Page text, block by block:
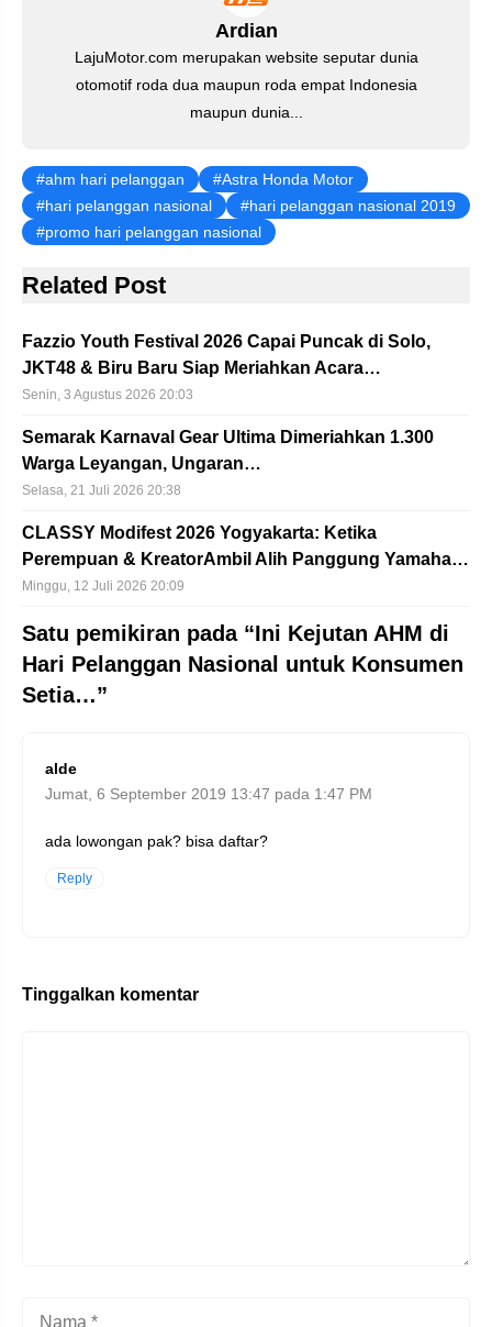
Ardian
LajuMotor.com merupakan website seputar dunia
otomotif roda dua maupun roda empat Indonesia
maupun dunia...
ahm hari pelanggan
Astra Honda Motor
hari pelanggan nasional
hari pelanggan nasional 2019
promo hari pelanggan nasional
Related Post
Fazzio Youth Festival 2026 Capai Puncak di Solo,
JKT48 & Biru Baru Siap Meriahkan Acara…
Senin, 3 Agustus 2026 20:03
Semarak Karnaval Gear Ultima Dimeriahkan 1.300
Warga Leyangan, Ungaran…
Selasa, 21 Juli 2026 20:38
CLASSY Modifest 2026 Yogyakarta: Ketika
Perempuan & KreatorAmbil Alih Panggung Yamaha…
Minggu, 12 Juli 2026 20:09
Satu pemikiran pada “Ini Kejutan AHM di
Hari Pelanggan Nasional untuk Konsumen
Setia…”
alde
Jumat, 6 September 2019 13:47 pada 1:47 PM
ada lowongan pak? bisa daftar?
Reply
Tinggalkan komentar